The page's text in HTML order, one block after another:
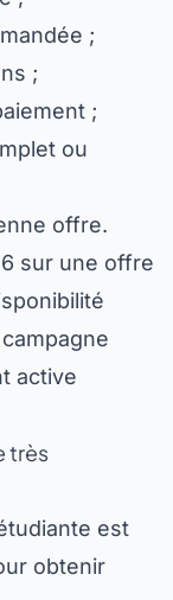
;
;
;
ou
offre.
sur une offre
active
est
obtenir